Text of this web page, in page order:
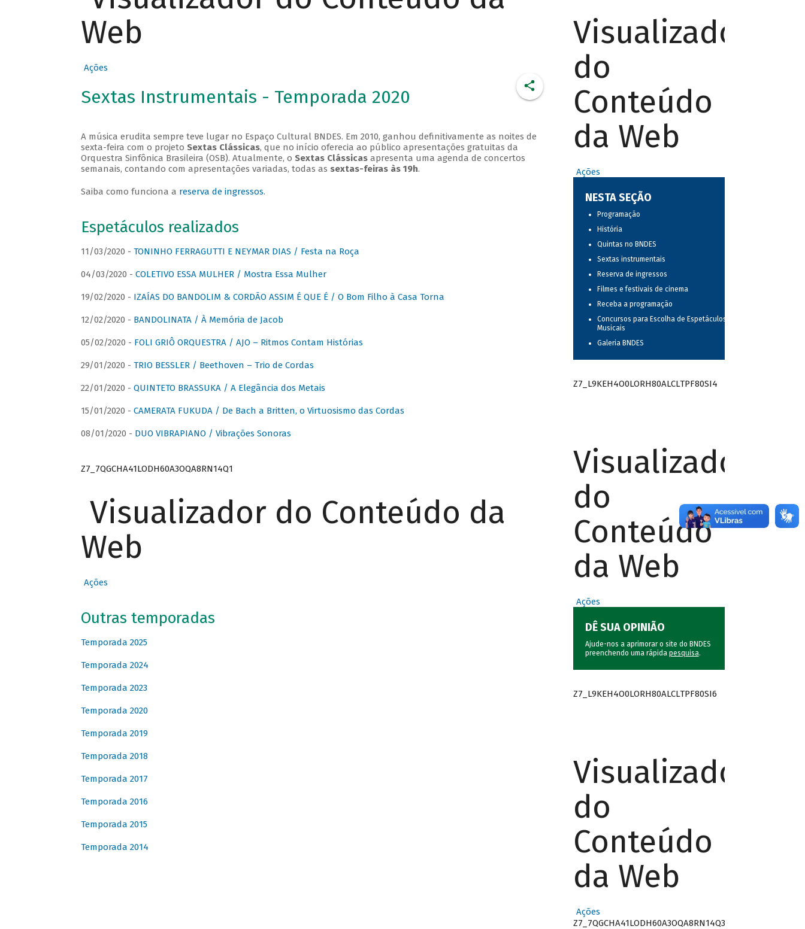
Web
Ações
Sextas Instrumentais - Temporada 2020
A música erudita sempre teve lugar no Espaço Cultural BNDES. Em 2010, ganhou definitivamente as noites de
sexta-feira com o projeto Sextas Clássicas, que no início oferecia ao público apresentações gratuitas da
Orquestra Sinfônica Brasileira (OSB). Atualmente, o Sextas Clássicasapresenta uma agenda de concertos
semanais, contando com apresentações variadas, todas as sextas-feiras às 19h.
Saiba como funciona a reserva de ingressos.
Espetáculos realizados
11/03/2020 - TONINHO FERRAGUTTI E NEYMAR DIAS / Festa na Roça
04/03/2020 - COLETIVO ESSA MULHER / Mostra Essa Mulher
19/02/2020 - IZAÍAS DO BANDOLIM & CORDÃO ASSIM É QUE É / O Bom Filho à Casa Torna
12/02/2020 - BANDOLINATA / À Memória de Jacob
05/02/2020 - FOLI GRIÔ ORQUESTRA / AJO – Ritmos Contam Histórias
29/01/2020 - TRIO BESSLER / Beethoven – Trio de Cordas
22/01/2020 - QUINTETO BRASSUKA / A Elegância dos Metais
15/01/2020 - CAMERATA FUKUDA / De Bach a Britten, o Virtuosismo das Cordas
08/01/2020 - DUO VIBRAPIANO / Vibrações Sonoras
Z7_7QGCHA41LODH60A3OQA8RN14Q1
Visualizador do Conteúdo da
Web
Ações
Outras temporadas
Temporada 2025
Temporada 2024
Temporada 2023
Temporada 2020
Temporada 2019
Temporada 2018
Temporada 2017
Temporada 2016
Temporada 2015
Temporada 2014
Visualizador
do
Conteúdo
da Web
Ações
NESTA SEÇÃO
Programação
História
Quintas no BNDES
Sextas instrumentais
Reserva de ingressos
Filmes e festivais de cinema
Receba a programação
Concursos para Escolha de Espetáculos
Musicais
Galeria BNDES
Z7_L9KEH4O0LORH80ALCLTPF80SI4
Visualizador
do
Conteúdo
da Web
Ações
DÊ SUA OPINIÃO
Ajude-nos a aprimorar o site do BNDES
preenchendo uma rápida pesquisa.
Z7_L9KEH4O0LORH80ALCLTPF80SI6
Visualizador
do
Conteúdo
da Web
Ações
Z7_7QGCHA41LODH60A3OQA8RN14Q3